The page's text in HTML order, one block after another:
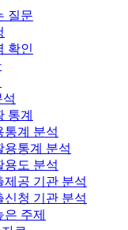
질문
확인
석
통계
통계 분석
용통계 분석
용도 분석
제공 기관 분석
신청 기관 분석
주제